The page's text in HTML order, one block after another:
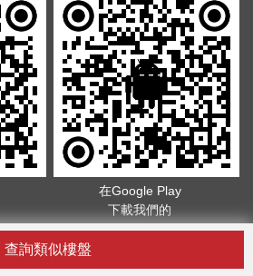
查詢類似樓盤
在Google Play
下載我們的
App